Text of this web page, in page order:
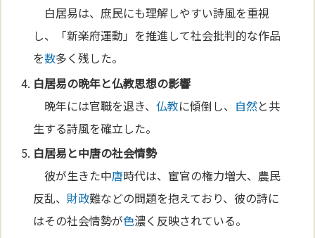
白居易は、庶民にも理解しやすい詩風を重視
し、「新楽府運動」を推進して社会批判的な作品
を数多く残した。
白居易の晩年と仏教思想の影響
晩年には官職を退き、仏教に傾倒し、 自然と共
生する詩風を確立した。
白居易と中唐の社会情勢
彼が生きた中唐時代は、宦官の権力増大、農民
反乱、財政難などの問題を抱えており、彼の詩に
はその社会情勢が色濃く反映されている。